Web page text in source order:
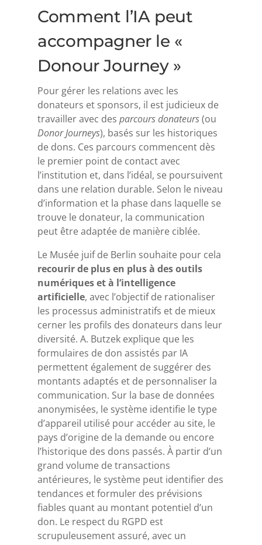
Comment l’IA peut
accompagner le «
Donour Journey »
Pour gérer les relations avec les
donateurs et sponsors, il est judicieux de
travailler avec desparcours donateurs(ou
Donor Journeys), basés sur les historiques
de dons. Ces parcours commencent dès
le premier point de contact avec
l’institution et, dans l’idéal, se poursuivent
dans une relation durable. Selon le niveau
d’information et la phase dans laquelle se
trouve le donateur, la communication
peut être adaptée de manière ciblée.
Le Musée juif de Berlin souhaite pour cela
recourir de plus en plus à des outils
numériques et à l’intelligence
artificielle, avec l’objectif de rationaliser
les processus administratifs et de mieux
cerner les profils des donateurs dans leur
diversité. A. Butzek explique que les
formulaires de don assistés par IA
permettent également de suggérer des
montants adaptés et de personnaliser la
communication. Sur la base de données
anonymisées, le système identifie le type
d’appareil utilisé pour accéder au site, le
pays d’origine de la demande ou encore
l’historique des dons passés. À partir d’un
grand volume de transactions
antérieures, le système peut identifier des
tendances et formuler des prévisions
fiables quant au montant potentiel d’un
don. Le respect du RGPD est
scrupuleusement assuré, avec un